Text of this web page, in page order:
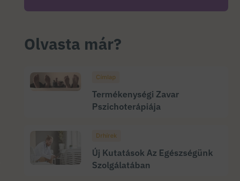
Olvasta már?
Címlap
Termékenységi Zavar
Pszichoterápiája
Drhírek
Új Kutatások Az Egészségünk
Szolgálatában